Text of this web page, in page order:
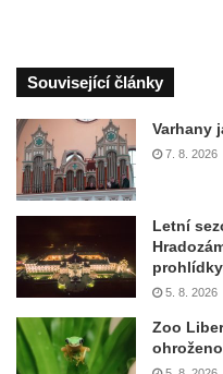
Související články
Varhany
7. 8. 2026
Letní
5. 8. 2026
Zoo